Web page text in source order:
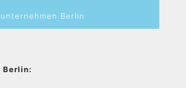
Berlin
Berlin: